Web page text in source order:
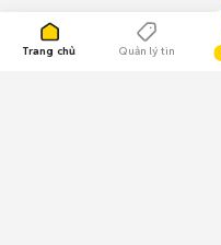
Trang chủ Quản lý tin